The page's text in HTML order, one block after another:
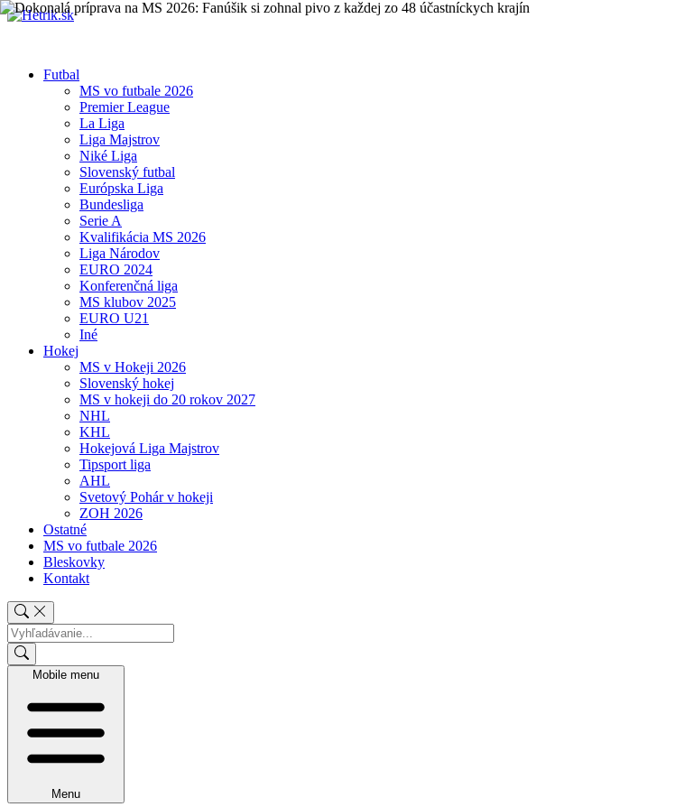
Futbal
MS vo futbale 2026
Premier League
La Liga
Liga Majstrov
Niké Liga
Slovenský futbal
Európska Liga
Bundesliga
Serie A
Kvalifikácia MS 2026
Liga Národov
EURO 2024
Konferenčná liga
MS klubov 2025
EURO U21
Iné
Hokej
MS v Hokeji 2026
Slovenský hokej
MS v hokeji do 20 rokov 2027
NHL
KHL
Hokejová Liga Majstrov
Tipsport liga
AHL
Svetový Pohár v hokeji
ZOH 2026
Ostatné
MS vo futbale 2026
Bleskovky
Kontakt
Mobile menu
Menu